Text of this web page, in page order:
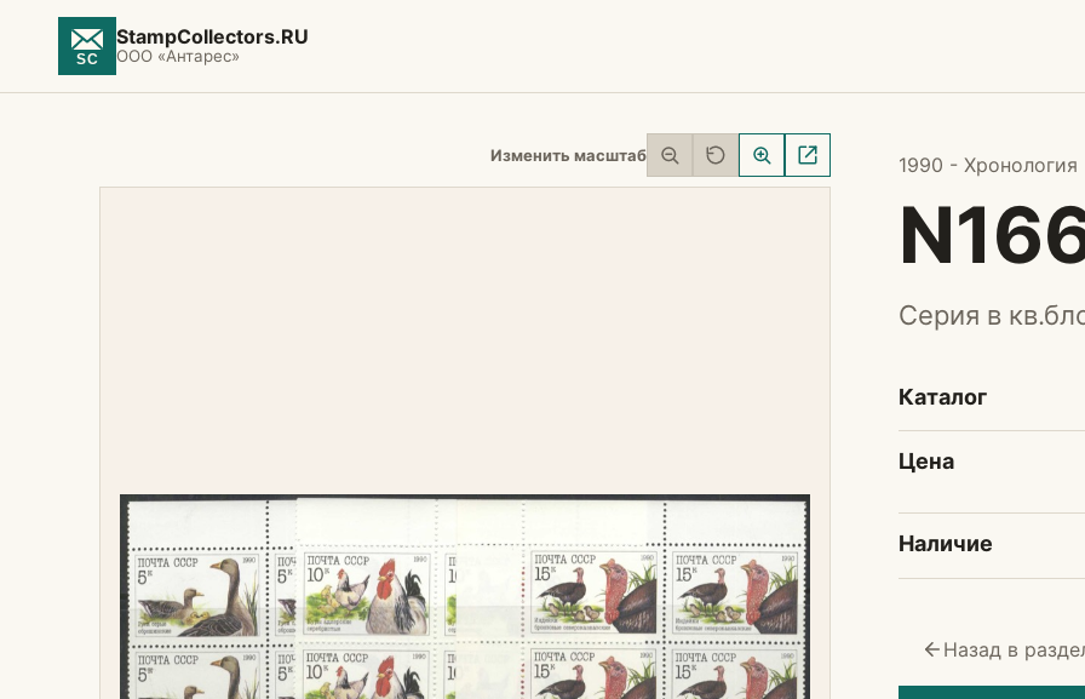
StampCollectors.RU
ООО «Антарес»
Изменить масштаб 1990 - Хронология
Серия в
Каталог
Цена
Наличие
Назад в